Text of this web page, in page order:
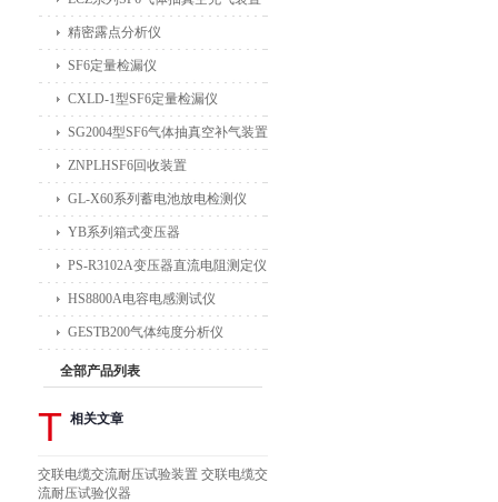
精密露点分析仪
SF6定量检漏仪
CXLD-1型SF6定量检漏仪
SG2004型SF6气体抽真空补气装置
ZNPLHSF6回收装置
GL-X60系列蓄电池放电检测仪
YB系列箱式变压器
PS-R3102A变压器直流电阻测定仪
HS8800A电容电感测试仪
GESTB200气体纯度分析仪
全部产品列表
T 相关文章
交联电缆交流耐压试验装置 交联电缆交
流耐压试验仪器